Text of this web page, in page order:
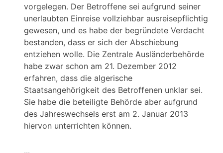
vorgelegen. Der Betroffene sei aufgrund seiner
unerlaubten Einreise vollziehbar ausreisepflichtig
gewesen, und es habe der begründete Verdacht
bestanden, dass er sich der Abschiebung
entziehen wolle. Die Zentrale Ausländerbehörde
habe zwar schon am 21. Dezember 2012
erfahren, dass die algerische
Staatsangehörigkeit des Betroffenen unklar sei.
Sie habe die beteiligte Behörde aber aufgrund
des Jahreswechsels erst am 2. Januar 2013
hiervon unterrichten können.